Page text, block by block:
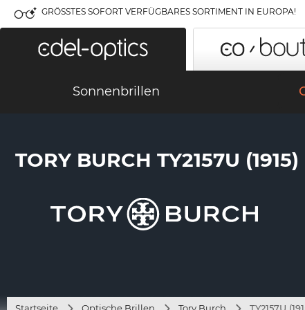
GRÖSSTES SOFORT VERFÜGBARES SORTIMENT IN EUROPA!
Sonnenbrillen
TORY BURCH TY2157U (1915)